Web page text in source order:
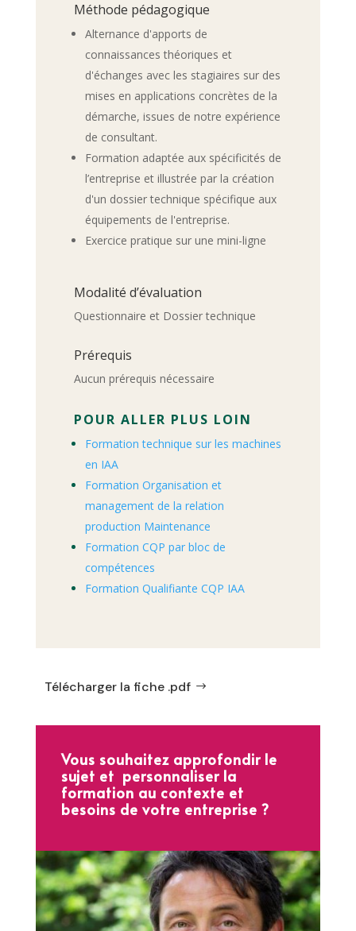
Méthode pédagogique
Alternance d'apports de
connaissances théoriques et
d'échanges avec les stagiaires sur des
mises en applications concrètes de la
démarche, issues de notre expérience
de consultant.
Formation adaptée aux spécificités de
l’entreprise et illustrée par la création
d'un dossier technique spécifique aux
équipements de l'entreprise.
Exercice pratique sur une mini-ligne
Modalité d’évaluation
Questionnaire et Dossier technique
Prérequis
Aucun prérequis nécessaire
POUR ALLER PLUS LOIN
Formation technique sur les machines
en IAA
Formation Organisation et
management de la relation
production Maintenance
Formation CQP par bloc de
compétences
Formation Qualifiante CQP IAA
Télécharger la fiche .pdf
Vous souhaitez approfondir le
sujet et personnaliser la
formation au contexte et
besoins de votre entreprise ?